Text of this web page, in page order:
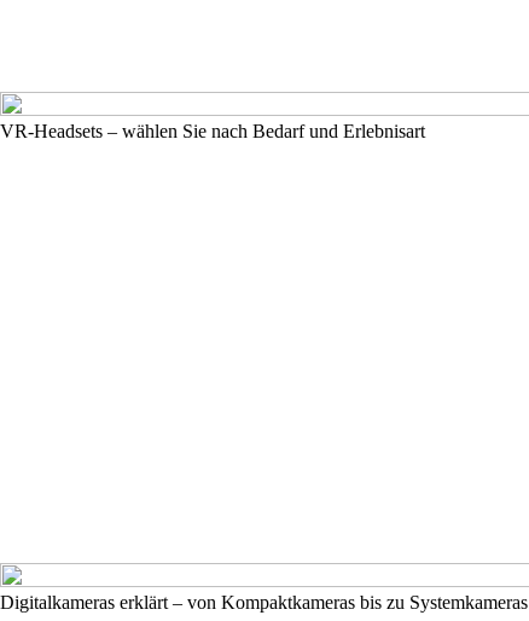
VR-Headsets – wählen Sie nach Bedarf und Erlebnisart
Digitalkameras erklärt – von Kompaktkameras bis zu Systemkameras